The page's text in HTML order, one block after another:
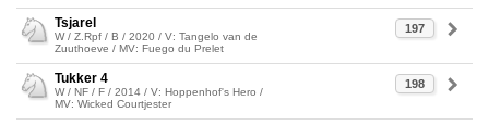
197
Tsjarel
W / Z.Rpf / B / 2020 / V: Tangelo van de
Zuuthoeve / MV: Fuego du Prelet
198
Tukker 4
W / NF / F / 2014 / V: Hoppenhof's Hero /
MV: Wicked Courtjester